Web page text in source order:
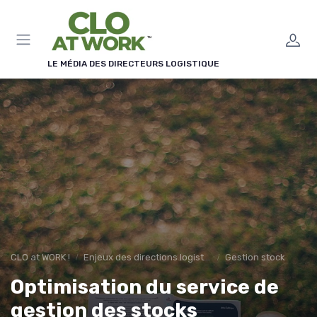
LE MÉDIA DES DIRECTEURS LOGISTIQUE
CLO at WORK ! Enjeux des directions logistiques Gestion stock
Optimisation du service de
gestion des stocks
Panneau de gestion des cookies